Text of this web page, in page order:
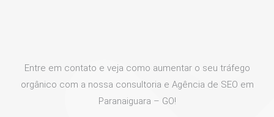
Entre em contato e veja como aumentar o seu tráfego
orgânico com a nossa consultoria e Agência de SEO em
Paranaiguara – GO!